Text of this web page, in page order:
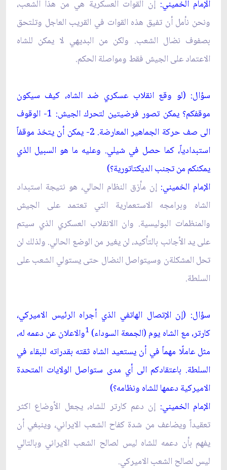
الإمام الخميني: إن القوات العسكرية هي من هذا الشعب،
ونحن نأمل أن تفيق هذه القوات في القريب العاجل وتلتحق
بصفوف نضال الشعب. ولكن من البديهي لا يمكن للشاه
الاعتماد على الجيش فقط ومواصلة الحكم.
سؤال: (لو وقع انقلاب عسكري ضد الشاه، كيف سيكون
موقفكم؟ يمكن تصور فرضيتين لتحرك الجيش: 1- الوقوف
الى صف حركة الجماهير المعارضة. 2- يمكن أن يتخذ موقفاً
استبدادياً، كما حصل في شيلي. وعليه ما هو السبيل الذي
يمكنكم من تجنب الديكتاتورية؟)
الإمام الخميني: إن مأزق النظام الحالي، هو نتيجة استبداد
الشاه وبرامجه الاستعمارية التي تعتمد على الجيش
والمنظمات البوليسية. وان االانقلاب العسكري الذي سيتم
على يد الأجانب بالتأكيد، لن يغير من الوضع الحالي. ولذلك لن
تحل المشكلةن وسيتواصل النضال حتى يستولي الشعب على
السلطة.
سؤال: (إن الإتصال الهاتفي الذي أجراه الرئيس الاميركي،
كارتر، مع الشاه يوم (الجمعة السوداء) 1والاعلان عن دعمه له،
مثل عاملًا مهماً في أن يستعيد الشاه ثقته بقدراته للبقاء في
السلطة. باعتقادكم الى أي مدى ستواصل الولايات المتحدة
الاميركية دعمها للشاه ونظامه؟)
الإمام الخميني: إن دعم كارتر للشاه، يجعل الأوضاع اكثر
تعقيداً ويضاعف من شدة كفاح الشعب الايراني، وينبغي أن
يفهم بأن دعمه للشاه ليس لصالح الشعب الايراني وبالتالي
ليس لصالح الشعب الاميركي.